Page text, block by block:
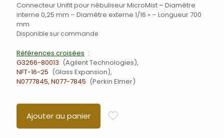
Connecteur Unifit pour nébuliseur MicroMist – Diamètre
interne 0,25 mm – Diamètre externe 1/16 » – Longueur 700
mm
Disponible sur commande
Références croisées
G3266-80013
Agilent Technologies
NFT-16-25
Glass Expansion
N0777845, N077-7845
Perkin Elmer
Ajouter au panier